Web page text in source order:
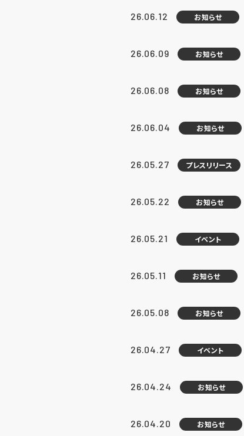
26.06.12 お知らせ
26.06.09 お知らせ
26.06.08 お知らせ
26.06.04 お知らせ
26.05.27 プレスリリース
26.05.22 お知らせ
26.05.21 イベント
26.05.11 お知らせ
26.05.08 お知らせ
26.04.27 イベント
26.04.24 お知らせ
26.04.20 お知らせ